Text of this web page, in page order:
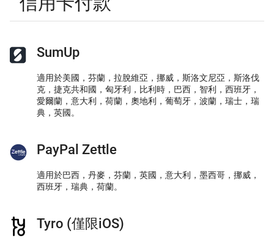
SumUp
適用於美國，芬蘭，拉脫維亞，挪威，斯洛文尼亞，斯洛伐
克，捷克共和國，匈牙利，比利時，巴西，智利，西班牙，
愛爾蘭，意大利，荷蘭，奧地利，葡萄牙，波蘭，瑞士，瑞
典，英國。
PayPal Zettle
適用於巴西，丹麥，芬蘭，英國，意大利，墨西哥，挪威，
西班牙，瑞典，荷蘭。
Tyro (僅限iOS)